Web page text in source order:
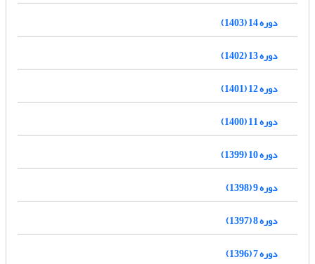
دوره 14 (1403)
دوره 13 (1402)
دوره 12 (1401)
دوره 11 (1400)
دوره 10 (1399)
دوره 9 (1398)
دوره 8 (1397)
دوره 7 (1396)